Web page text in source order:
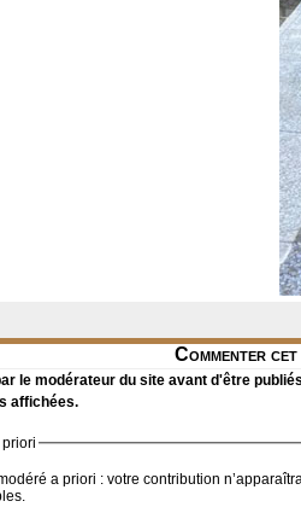
Commenter
le modérateur du site avant d'être
affichées.
a priori : votre contribution